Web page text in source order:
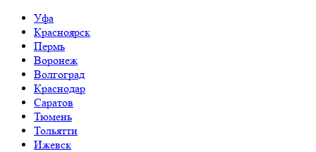
Уфа
Красноярск
Пермь
Воронеж
Волгоград
Краснодар
Саратов
Тюмень
Тольятти
Ижевск